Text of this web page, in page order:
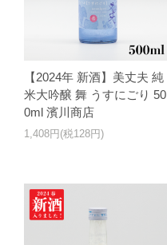
【2024年 新酒】美丈夫 純
米大吟醸 舞 うすにごり 50
0ml 濱川商店
1,408円(税128円)